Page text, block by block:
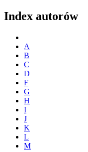
Index autorów
A
B
C
D
F
G
H
I
J
K
L
M